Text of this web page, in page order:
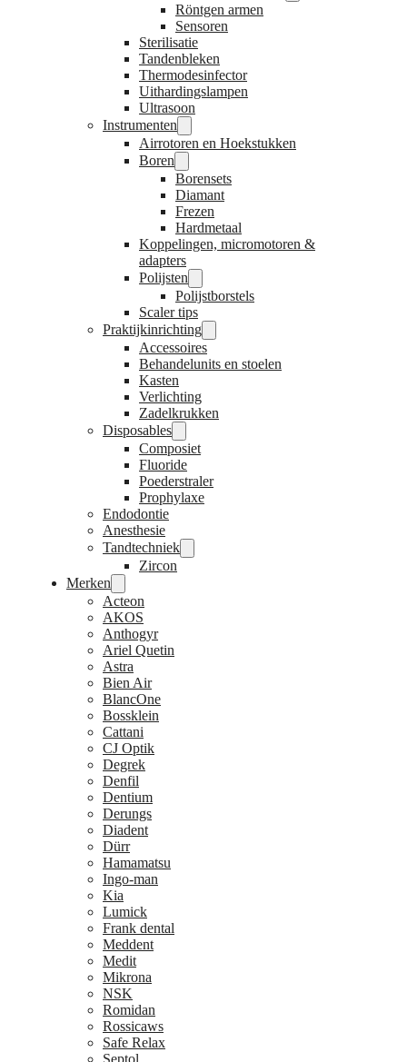
Röntgen armen
Sensoren
Sterilisatie
Tandenbleken
Thermodesinfector
Uithardingslampen
Ultrasoon
Instrumenten
Airrotoren en Hoekstukken
Boren
Borensets
Diamant
Frezen
Hardmetaal
Koppelingen, micromotoren &
adapters
Polijsten
Polijstborstels
Scaler tips
Praktijkinrichting
Accessoires
Behandelunits en stoelen
Kasten
Verlichting
Zadelkrukken
Disposables
Composiet
Fluoride
Poederstraler
Prophylaxe
Endodontie
Anesthesie
Tandtechniek
Zircon
Merken
Acteon
AKOS
Anthogyr
Ariel Quetin
Astra
Bien Air
BlancOne
Bossklein
Cattani
CJ Optik
Degrek
Denfil
Dentium
Derungs
Diadent
Dürr
Hamamatsu
Ingo-man
Kia
Lumick
Frank dental
Meddent
Medit
Mikrona
NSK
Romidan
Rossicaws
Safe Relax
Septol